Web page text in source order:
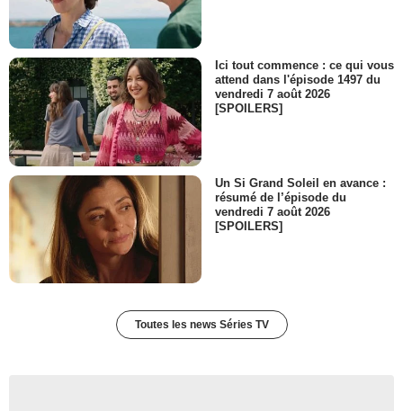
Ici tout commence : ce qui vous
attend dans l'épisode 1497 du
vendredi 7 août 2026
[SPOILERS]
Un Si Grand Soleil en avance :
résumé de l’épisode du
vendredi 7 août 2026
[SPOILERS]
Toutes les news Séries TV